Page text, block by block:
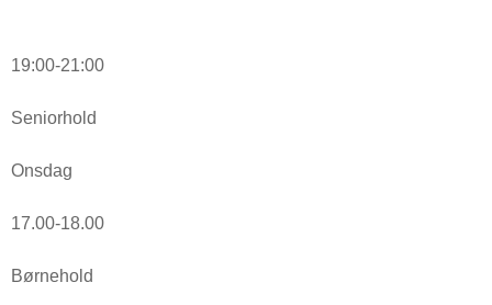
19:00-21:00
Seniorhold
Onsdag
17.00-18.00
Børnehold